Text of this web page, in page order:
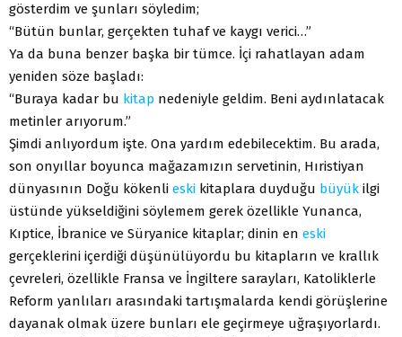
gösterdim ve şunları söyledim;
“Bütün bunlar, gerçekten tuhaf ve kaygı verici…”
Ya da buna benzer başka bir tümce. İçi rahatlayan adam
yeniden söze başladı:
“Buraya kadar bu kitap nedeniyle geldim. Beni aydınlatacak
metinler arıyorum.”
Şimdi anlıyordum işte. Ona yardım edebilecektim. Bu arada,
son onyıllar boyunca mağazamızın servetinin, Hıristiyan
dünyasının Doğu kökenli eski kitaplara duyduğu büyük ilgi
üstünde yükseldiğini söylemem gerek özellikle Yunanca,
Kıptice, İbranice ve Süryanice kitaplar; dinin en eski
gerçeklerini içerdiği düşünülüyordu bu kitapların ve krallık
çevreleri, özellikle Fransa ve İngiltere sarayları, Katoliklerle
Reform yanlıları arasındaki tartışmalarda kendi görüşlerine
dayanak olmak üzere bunları ele geçirmeye uğraşıyorlardı.